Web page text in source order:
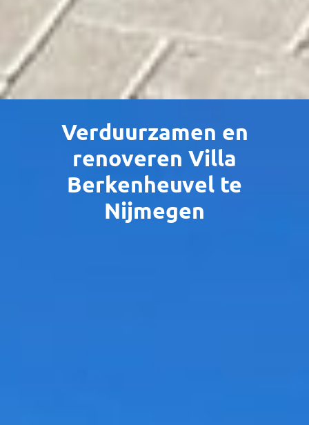
Verduurzamen en
renoveren Villa
Berkenheuvel te
Nijmegen